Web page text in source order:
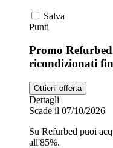
Salva
Punti
Promo
ricondizionati
Ottieni offerta
Dettagli
Scade il 07/10/2026
Su Refurbed puoi
all'85%.